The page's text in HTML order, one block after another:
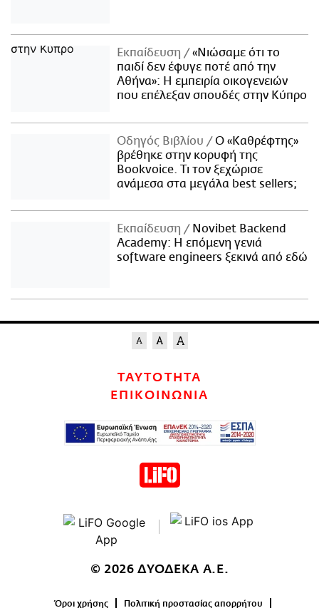
Εκπαίδευση
«Νιώσαμε ότι το
παιδί δεν έφυγε ποτέ από την
Αθήνα»: Η εμπειρία οικογενειών
που επέλεξαν σπουδές στην Κύπρο
Οδηγός Βιβλίου
Ο «Καθρέφτης»
βρέθηκε στην κορυφή της
Bookvoice. Τι τον ξεχώρισε
ανάμεσα στα μεγάλα best sellers;
Εκπαίδευση
Novibet Backend
Academy: Η επόμενη γενιά
software engineers ξεκινά από εδώ
ΤΑΥΤΟΤΗΤΑ
ΕΠΙΚΟΙΝΩΝΙΑ
© 2026 ΔΥΟΔΕΚΑ Α.Ε.
Όροι χρήσης Πολιτική προστασίας απορρήτου